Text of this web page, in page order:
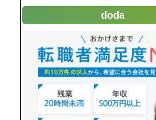
doda